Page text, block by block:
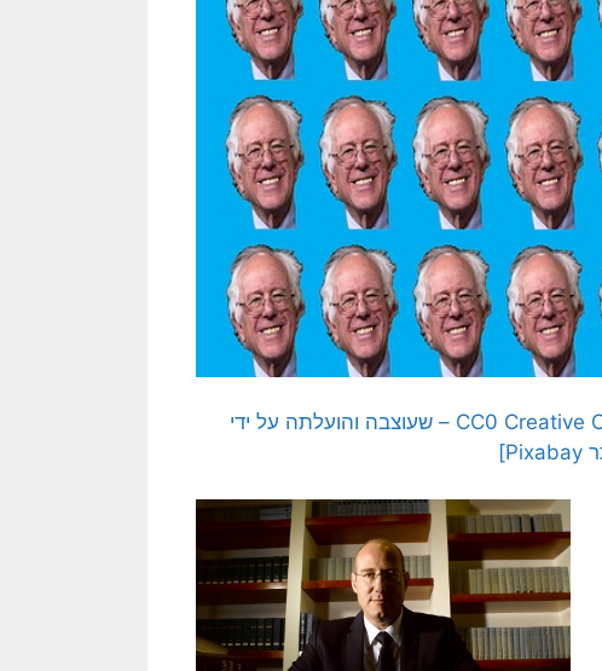
[התמונה המקורית היא תמונה חופשית – CC0 Creative Commons – שעוצבה והועלתה על ידי